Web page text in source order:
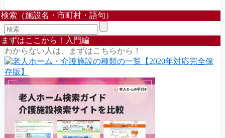
検索（施設名・市町村・語句）
まずはここから！入門編
わからない人は、まずはこちらから！